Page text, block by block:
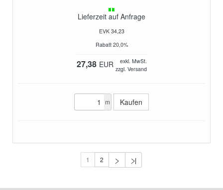
Lieferzeit auf Anfrage
EVK 34,23
Rabatt 20,0%
27,38 EUR
exkl. MwSt.
zzgl. Versand
m
1 2